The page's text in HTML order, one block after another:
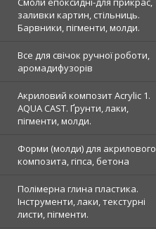
заливки картин, стільниць.
Барвники, пігменти, молди.
Все для свічок ручної роботи,
аромадифузорів
Акриловий композит Acrylic 1.
AQUA CAST. Ґрунти, лаки,
пігменти, молди.
Форми (молди) для акрилового
композита, гіпса, бетона
Полімерна глина пластика.
Інструменти, лаки, текстурні
листи, пігменти.